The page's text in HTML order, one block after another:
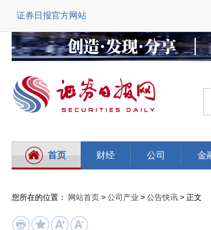
证券日报官方网站
首页 财经 公司 金
您所在的位置： 网站首页 > 公司产业 > 公告快讯 > 正文